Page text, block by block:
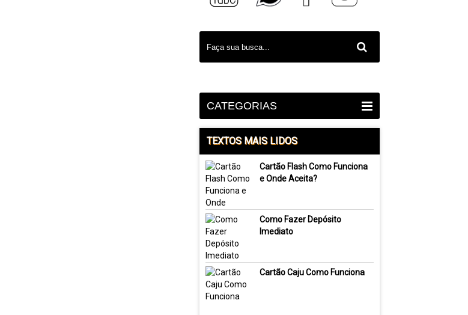
CATEGORIAS
TEXTOS MAIS LIDOS
Cartão Flash Como Funciona
e Onde Aceita?
Como Fazer Depósito
Imediato
Cartão Caju Como Funciona